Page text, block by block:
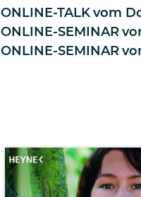
ONLINE-TALKvom
ONLINE-SEMINAR
ONLINE-SEMINAR